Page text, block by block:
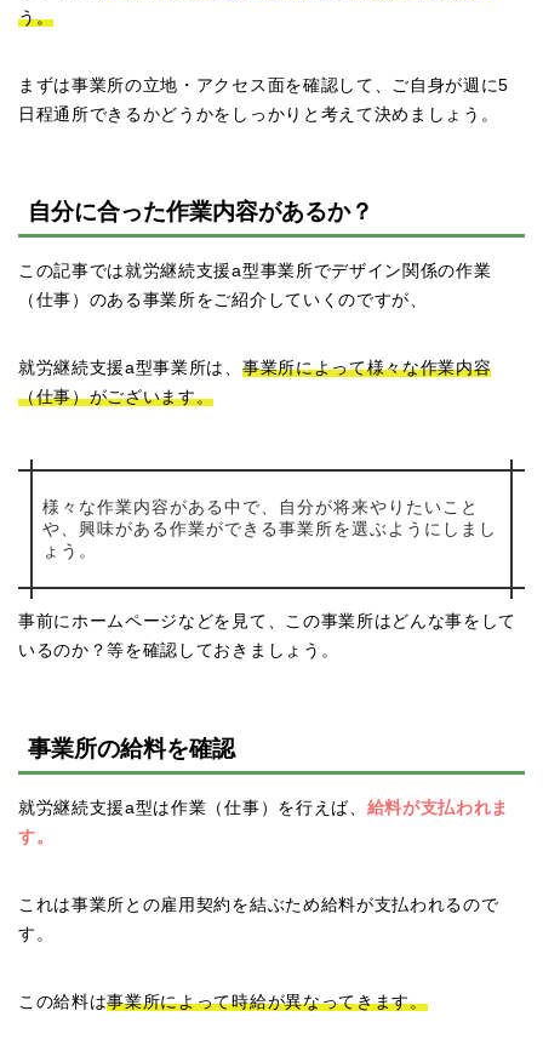
う。
まずは事業所の立地・アクセス面を確認して、ご自身が週に5
日程通所できるかどうかをしっかりと考えて決めましょう。
自分に合った作業内容があるか？
この記事では就労継続支援a型事業所でデザイン関係の作業
（仕事）のある事業所をご紹介していくのですが、
就労継続支援a型事業所は、 事業所によって様々な作業内容
（仕事）がございます。
様々な作業内容がある中で、自分が将来やりたいこと
や、興味がある作業ができる事業所を選ぶようにしまし
ょう。
事前にホームページなどを見て、この事業所はどんな事をして
いるのか？等を確認しておきましょう。
事業所の給料を確認
就労継続支援a型は作業（仕事）を行えば、 給料が支払われま
す。
これは事業所との雇用契約を結ぶため給料が支払われるので
す。
この給料は事業所によって時給が異なってきます。